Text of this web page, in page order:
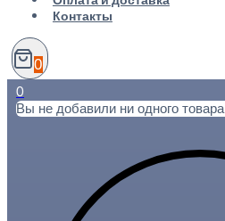
Контакты
0
0
Вы не добавили ни одного товара